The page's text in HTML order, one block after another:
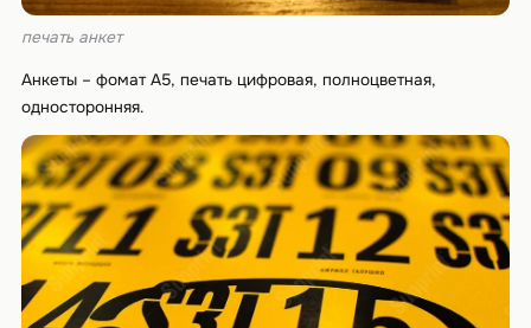
печать анкет
Анкеты – фомат А5, печать цифровая, полноцветная,
односторонняя.